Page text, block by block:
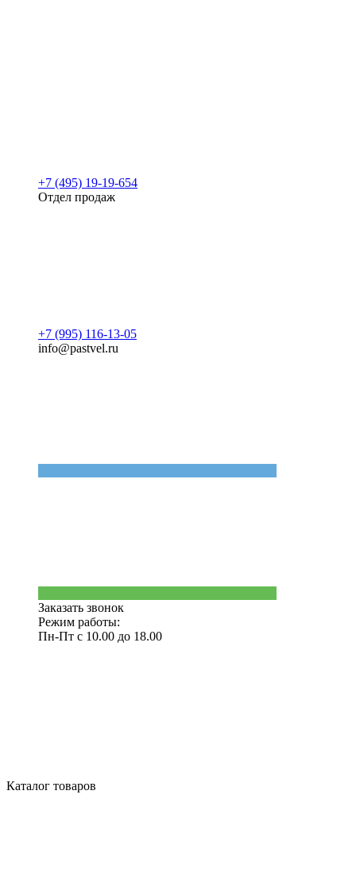
+7 (495) 19-19-654
Отдел продаж
+7 (995) 116-13-05
info@pastvel.ru
Заказать звонок
Режим работы:
Пн-Пт с 10.00 до 18.00
Каталог товаров